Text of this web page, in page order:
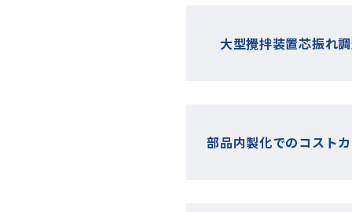
大型攪拌装置芯振れ
部品内製化でのコスト